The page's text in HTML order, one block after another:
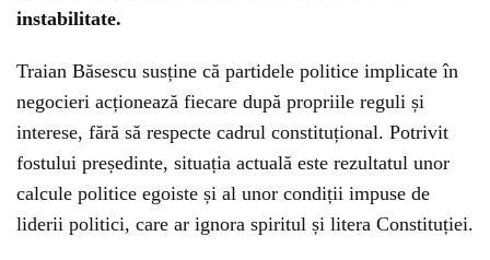
instabilitate.
Traian Băsescu susține că partidele politice implicate în
negocieri acționează fiecare după propriile reguli și
interese, fără să respecte cadrul constituțional. Potrivit
fostului președinte, situația actuală este rezultatul unor
calcule politice egoiste și al unor condiții impuse de
liderii politici, care ar ignora spiritul și litera Constituției.